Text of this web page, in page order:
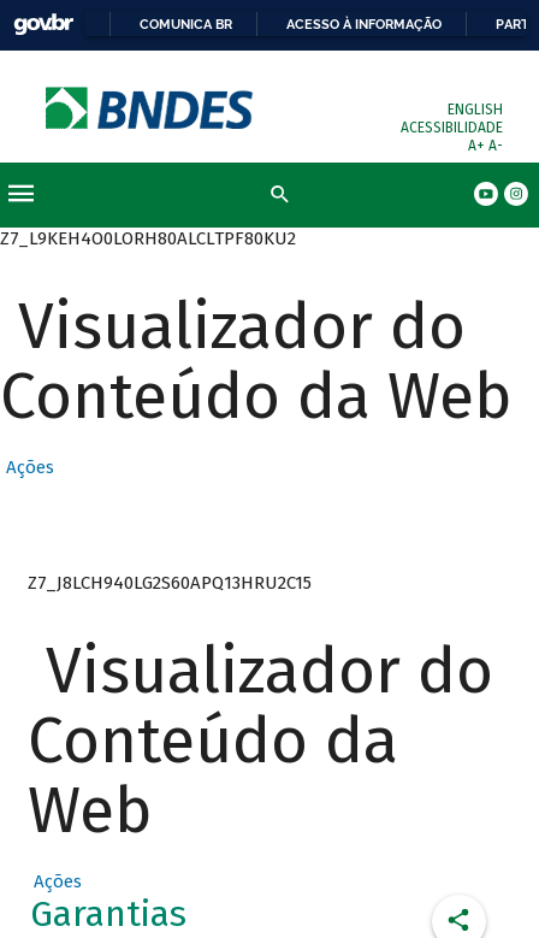
COMUNICA BR ACESSO À INFORMAÇÃO
ENGLISH
ACESSIBILIDADE
A+ A-
Z7_L9KEH4O0LORH80ALCLTPF80KU2
Visualizador do
Conteúdo da Web
Ações
Z7_J8LCH940LG2S60APQ13HRU2C15
Visualizador do
Conteúdo da
Web
Ações
Garantias